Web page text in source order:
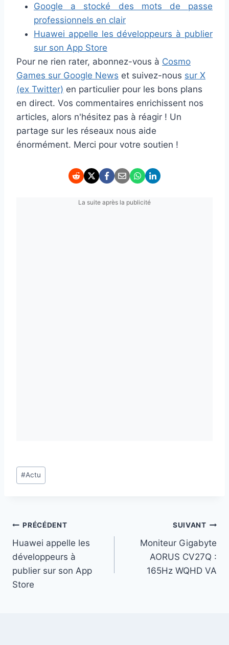
Google a stocké des mots de passe
professionnels en clair
Huawei appelle les développeurs à publier
sur son App Store
Pour ne rien rater, abonnez-vous à Cosmo
Games sur Google News et suivez-nous sur X
(ex Twitter) en particulier pour les bons plans
en direct. Vos commentaires enrichissent nos
articles, alors n'hésitez pas à réagir ! Un
partage sur les réseaux nous aide
énormément. Merci pour votre soutien !
La suite après la publicité
Étiquettes
de
#Actu
Navigation
de
l’article
PRÉCÉDENT
Huawei appelle les
développeurs à
publier sur son App
Store
SUIVANT
Moniteur Gigabyte
AORUS CV27Q :
165Hz WQHD VA